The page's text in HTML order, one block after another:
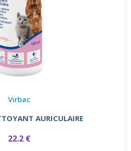
Virbac
AURICULAIRE
22.2 €